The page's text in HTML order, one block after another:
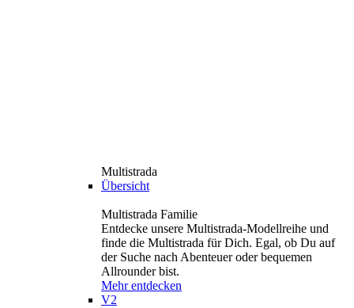
Multistrada
Übersicht
Multistrada Familie
Entdecke unsere Multistrada-Modellreihe und
finde die Multistrada für Dich. Egal, ob Du auf
der Suche nach Abenteuer oder bequemen
Allrounder bist.
Mehr entdecken
V2